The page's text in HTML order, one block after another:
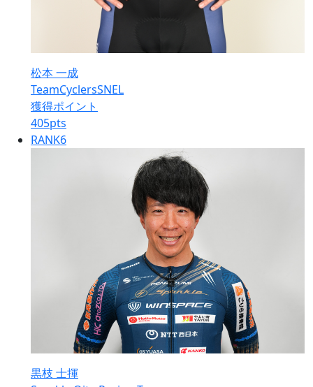
松本 一成
TeamCyclersSNEL
獲得ポイント
405pts
RANK6
黒枝 士揮